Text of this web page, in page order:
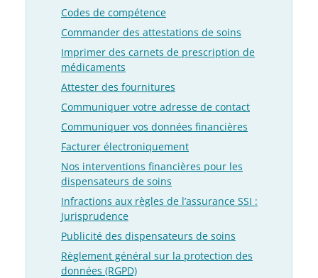
Codes de compétence
Commander des attestations de soins
Imprimer des carnets de prescription de
médicaments
Attester des fournitures
Communiquer votre adresse de contact
Communiquer vos données financières
Facturer électroniquement
Nos interventions financières pour les
dispensateurs de soins
Infractions aux règles de l’assurance SSI :
Jurisprudence
Publicité des dispensateurs de soins
Règlement général sur la protection des
données (RGPD)